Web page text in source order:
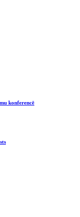
konferencē